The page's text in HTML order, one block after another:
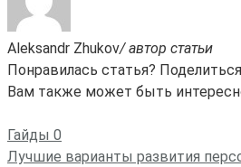
Aleksandr Zhukov/ автор статьи
Понравилась статья?
Вам также может быть
Гайды 0
Лучшие варианты развития